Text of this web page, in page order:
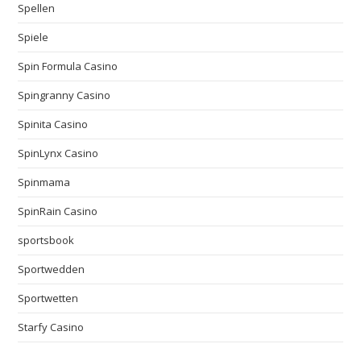
Spellen
Spiele
Spin Formula Casino
Spingranny Casino
Spinita Casino
SpinLynx Casino
Spinmama
SpinRain Casino
sportsbook
Sportwedden
Sportwetten
Starfy Casino